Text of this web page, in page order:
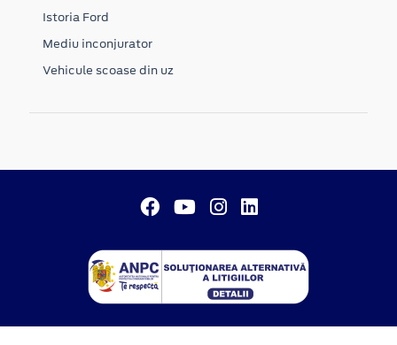
Istoria Ford
Mediu inconjurator
Vehicule scoase din uz